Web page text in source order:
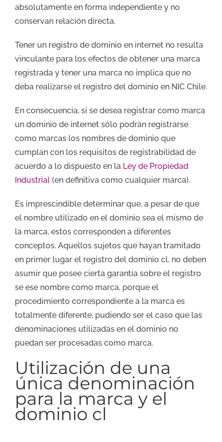
absolutamente en forma independiente y no
conservan relación directa.
Tener un registro de dominio en internet no resulta
vinculante para los efectos de obtener una marca
registrada y tener una marca no implica que no
deba realizarse el registro del dominio en NIC Chile.
En consecuencia, si se desea registrar como marca
un dominio de internet sólo podrán registrarse
como marcas los nombres de dominio que
cumplan con los requisitos de registrabilidad de
acuerdo a lo dispuesto en la Ley de Propiedad
Industrial (en definitiva como cualquier marca).
Es imprescindible determinar que, a pesar de que
el nombre utilizado en el dominio sea el mismo de
la marca, estos corresponden a diferentes
conceptos. Aquellos sujetos que hayan tramitado
en primer lugar el registro del dominio cl, no deben
asumir que posee cierta garantía sobre el registro
se ese nombre como marca, porque el
procedimiento correspondiente a la marca es
totalmente diferente, pudiendo ser el caso que las
denominaciones utilizadas en el dominio no
puedan ser procesadas como marca.
Utilización de una
única denominación
para la marca y el
dominio cl